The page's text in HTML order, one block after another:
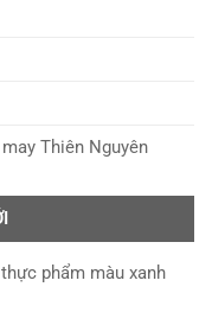
Thiên Nguyên
phẩm màu xanh